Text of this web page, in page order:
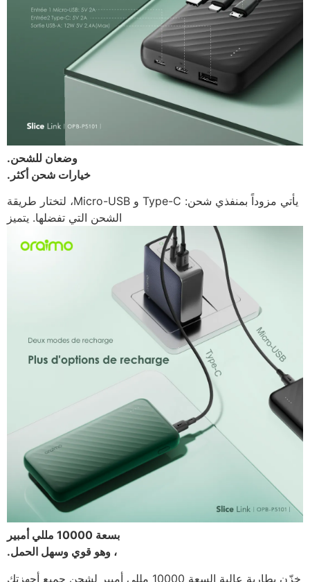
وضعان للشحن.
خيارات شحن أكثر.
يأتي مزوداً بمنفذي شحن: Type-C و Micro-USB، لتختار طريقة
الشحن التي تفضلها. يتميز
بسعة 10000 مللي أمبير
، وهو قوي وسهل الحمل.
خزّن بطارية عالية السعة 10000 مللي أمبير لشحن جميع أجهزتك